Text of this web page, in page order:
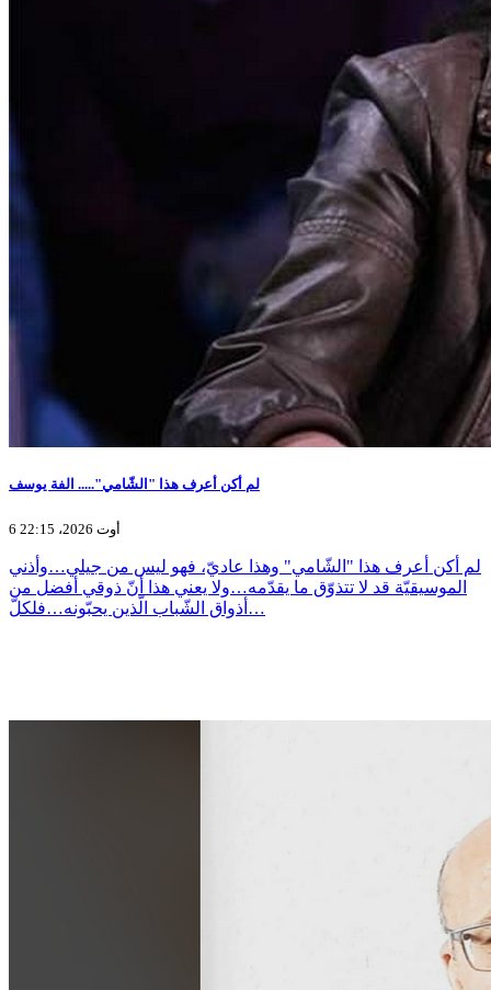
لم أكن أعرف هذا "الشّامي"..... الفة يوسف
6 أوت 2026، 22:15
لم أكن أعرف هذا "الشّامي" وهذا عاديّ، فهو ليس من جيلي…وأذني
الموسيقيّة قد لا تتذوّق ما يقدّمه…ولا يعني هذا أنّ ذوقي أفضل من
أذواق الشّباب الّذين يحبّونه…فلكلّ…